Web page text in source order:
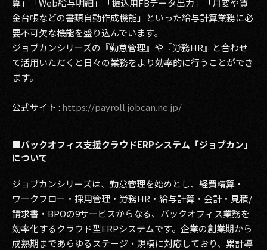
算」「Web給与明細」「振込用FBデータ出力」「月変や賃
金台帳などの書類自動作成機能」といった給与計算業務に必
要不可欠な機能を盛り込んでいます。
ジョブカンシリーズの『勤怠管理』や『労務HR』と合わせ
て活用いただくと日々の業務をより効率的に行うことができ
ます。
公式サイト : https://payroll.jobcan.ne.jp/
■バックオフィス支援クラウドERPシステム「ジョブカン」
について
ジョブカンシリーズは、勤怠管理を始めとし、経費精算・
ワークフロー・採用管理・労務HR・給与計算・会計・見積/
請求書・BPOの9サービスからなる、バックオフィス業務を
効率化するクラウド型ERPシステムです。企業の創業期から
成熟期まであらゆるステージ・規模に対応しており、累計導